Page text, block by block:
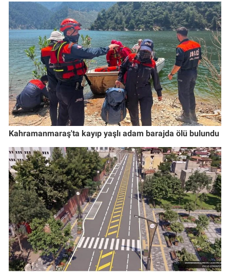
Kahramanmaraş'ta kayıp yaşlı adam barajda ölü bulundu